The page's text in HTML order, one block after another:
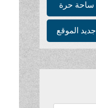
ساحة حرة
جديد الموقع